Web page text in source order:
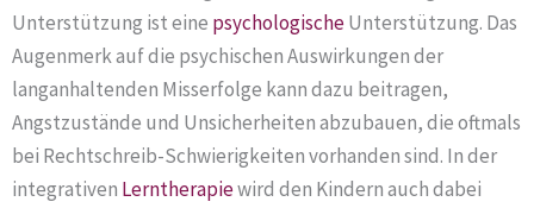
Unterstützung ist eine psychologischeUnterstützung. Das
Augenmerk auf die psychischen Auswirkungen der
langanhaltenden Misserfolge kann dazu beitragen,
Angstzustände und Unsicherheiten abzubauen, die oftmals
bei Rechtschreib-Schwierigkeiten vorhanden sind. In der
integrativen Lerntherapiewird den Kindern auch dabei